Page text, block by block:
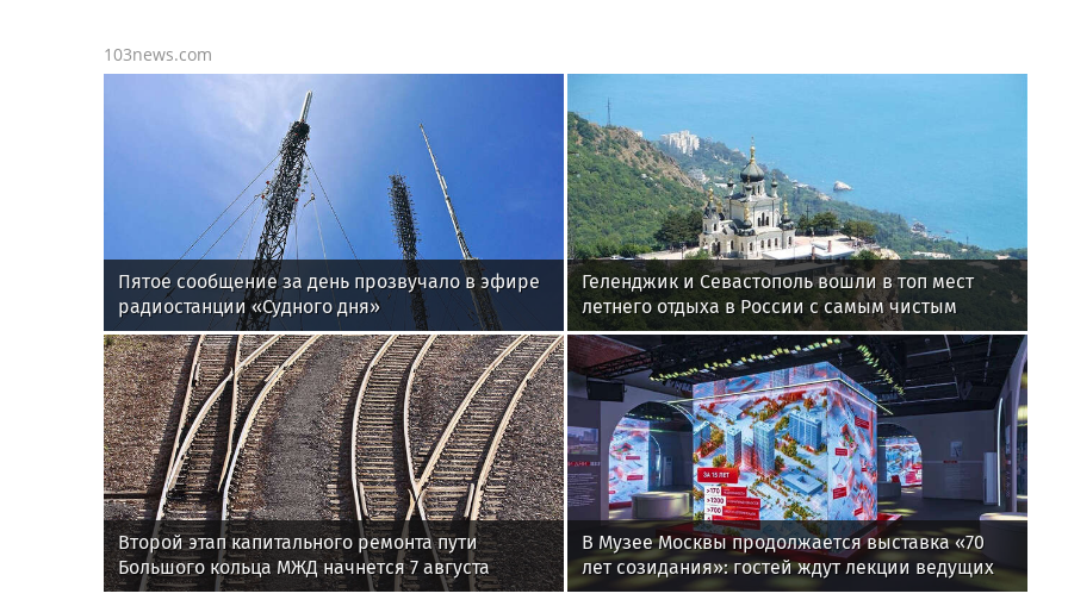
103news.com
Пятое сообщение за день прозвучало в эфире
радиостанции «Судного дня»
Геленджик и Севастополь вошли в топ мест
летнего отдыха в России с самым чистым
воздухом
Второй этап капитального ремонта пути
Большого кольца МЖД начнется 7 августа
В Музее Москвы продолжается выставка «70
лет созидания»: гостей ждут лекции ведущих
архитекторов и мастер-классы для детей